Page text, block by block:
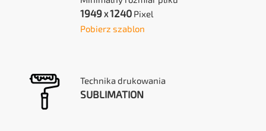
1949 X 1240Pixel
Pobierz szablon
Technika drukowania
SUBLIMATION